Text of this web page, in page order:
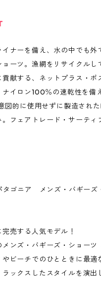
ナーを備え、水の中でも外
ーツ。漁網をリサイクルし
献する、ネットプラス・ポ
ナイロン100％の速乾性を備
図的に使用せずに製造され
フェアトレード・サーティ
ゴニア メンズ・バギーズ
売する人気モデル！
ンズ・バギーズ・ショーツ
ビーチでのひとときに最適
ックスしたスタイルを演出